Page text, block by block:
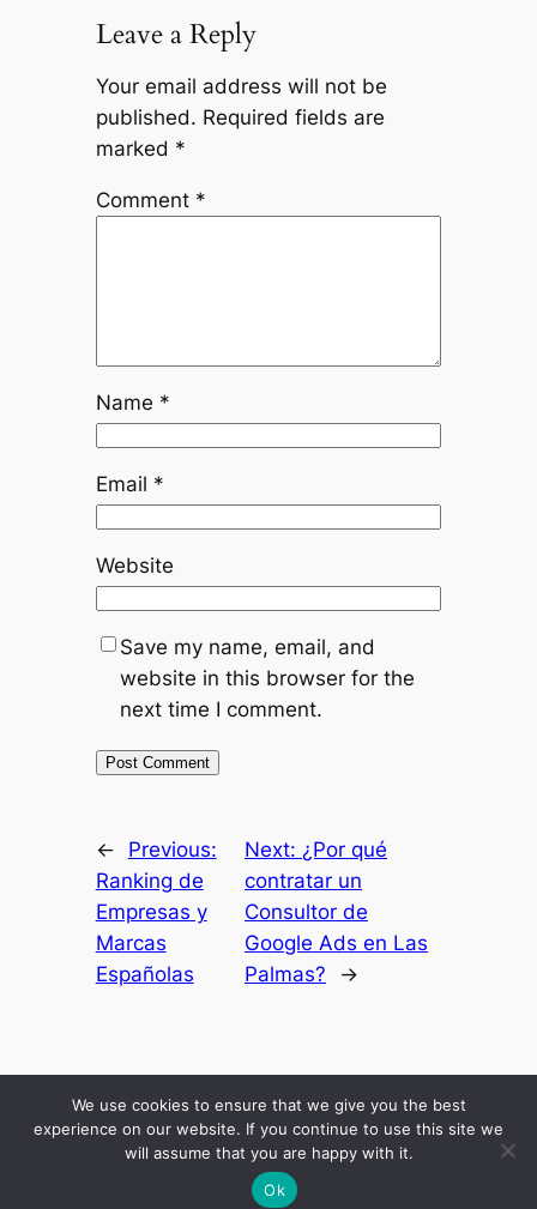
Leave a Reply
Your email address will not be
published. Required fields are
marked *
Comment *
Name *
Email *
Website
Save my name, email, and
website in this browser for the
next time I comment.
←
Previous:
Ranking de
Empresas y
Marcas
Españolas
Next: ¿Por qué
contratar un
Consultor de
Google Ads en Las
Palmas?
→
ResultadosMis SecretosBlog EconomicoPodcastAbout Me
Comunidad
We use cookies to ensure that we give you the best
experience on our website. If you continue to use this site we
will assume that you are happy with it.
Ok